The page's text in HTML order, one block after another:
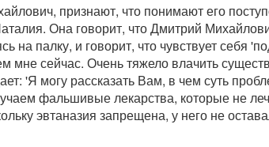
признают, что понимают его
Она говорит, что Дмитрий
на палку, и говорит, что чувствует себя
мне сейчас. Очень тяжело влачить
'Я могу рассказать Вам, в чем суть
фальшивые лекарства, которые не
эвтаназия запрещена, у него не